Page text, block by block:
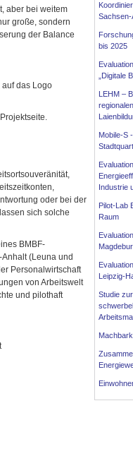
aber bei weitem
große, sondern
der Balance
auf das Logo
oder bei der
sich solche
BMBF-
(Leuna und
Personalwirtschaft
von Arbeitswelt
und pilothaft
Sachsen-
bis 2025
„Digitale
LEHM –
Mobile-S
Industrie
Pilot-Lab
Raum
Leipzig-
Studie